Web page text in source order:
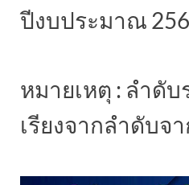
ปีงบประมาณ
หมายเหตุ : ลำดั
เรียงจากลำดับจ